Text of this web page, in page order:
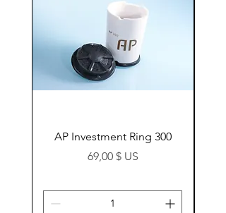
AP Investment Ring 300
Prix
69,00 $ US